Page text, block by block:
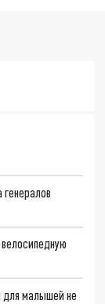
для малышей не